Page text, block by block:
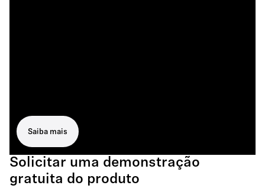
Saiba mais
Solicitar uma demonstração
gratuita do produto